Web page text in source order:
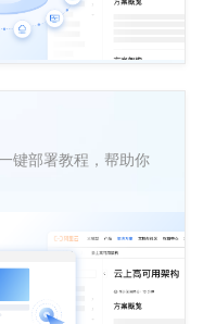
键部署教程，帮助你